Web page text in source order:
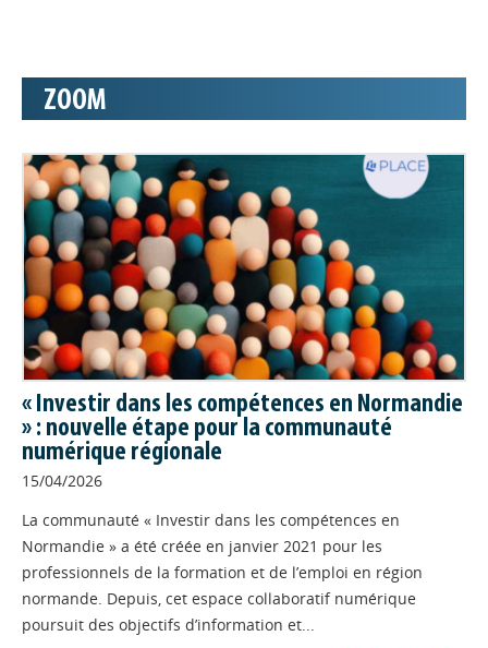
ligne » est un outil mutualisé de saisie
Il est actuellement utilisé par huit
Carif-Oref dont celui de la Normandie. Toutes les équipes
des Carif-Oref membres du groupement OFeli se sont
retrouvées pour un séminaire qui s'est tenu cette année les
3 et 4 juin au GIP Alfa Centre, Carif-Oref de la région Centre
Val de Loire. Cet évènement a permis aux équipes de se
rencontrer et d'échanger sur le fonctionnement du
groupement, d'identifier les chantiers à venir et de proposer
des évolutions.
INSERTION // 08/06/2026
Le dispositif RARE dresse le
bilan de sa première année
La plateforme Repérage et
un public dit « invisible ». Elle est
déployée, depuis un an, dans 129
communes du Nord-Cotentin.
POLITIQUES / DISPOSITIFS // 06/05/2026
ZOOM
« Investir dans les compétences en Normandie
» : nouvelle étape pour la communauté
numérique régionale
15/04/2026
La communauté « Investir dans les compétences en
Normandie » a été créée en janvier 2021 pour les
professionnels de la formation et de l’emploi en région
normande. Depuis, cet espace collaboratif numérique
poursuit des objectifs d’information et...
Appels à projets
Déposer une actu !